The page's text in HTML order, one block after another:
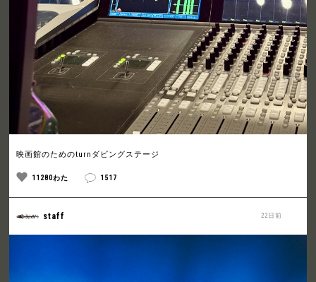
映画館のためのturnダビングステージ
11280わた 1517
22日前
staff